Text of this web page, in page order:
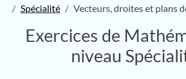
Spécialité
Vecteurs, droites et plans
Exercices de
niveau